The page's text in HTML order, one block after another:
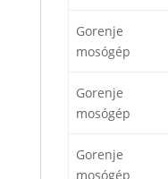
Gorenje
mosógép
Gorenje
mosógép
Gorenje
mosógép